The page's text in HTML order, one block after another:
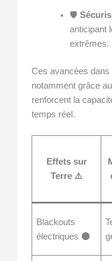
🛡️
anticipant
extrêmes.
Ces avancées dans
notamment grâce
renforcent la
temps réel.
Effets sur
Terre ⚠️
Blackouts
électriques 🌑